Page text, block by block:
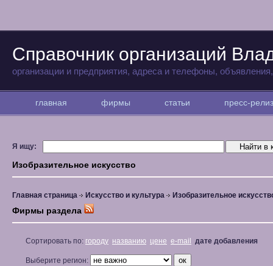
Справочник организаций
организации и предприятия, адреса и телефоны,
главная фирмы статьи пресс-
Я ищу:
Изобразительное искусство
Главная страница Искусство и культура Изобразительное
Фирмы раздела
Сортировать по: городу названию цене e-mail дате добавления
Выберите регион: